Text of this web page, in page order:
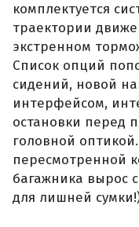
комплектуется
траектории
экстренном
Список опций
сидений, новой
интерфейсом,
остановки перед
головной
пересмотренной
багажника вырос
для лишней